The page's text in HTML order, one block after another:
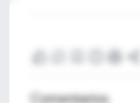
Comentarios